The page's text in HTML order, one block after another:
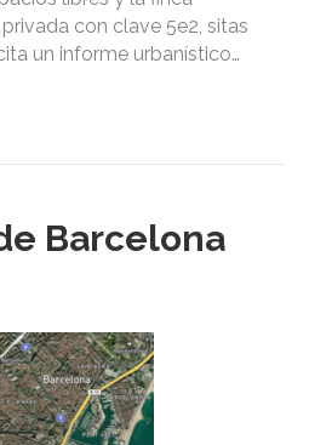
con clave 5e2, sitas
un informe urbanístico…
Barcelona